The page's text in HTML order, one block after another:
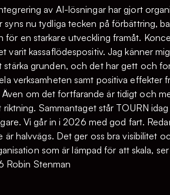
av AI-lösningar har gjort
syns nu tydliga tecken på förbättring,
en starkare utveckling framåt.
varit kassaflödespositiv. Jag känner
grunden, och det har gett och
verksamheten samt positiva effekter
om det fortfarande är tidigt och
Sammantaget står TOURN
Vi går in i 2026 med god fart.
halvvägs. Det ger oss bra visibilitet
som är lämpad för att skala,
Robin Stenman